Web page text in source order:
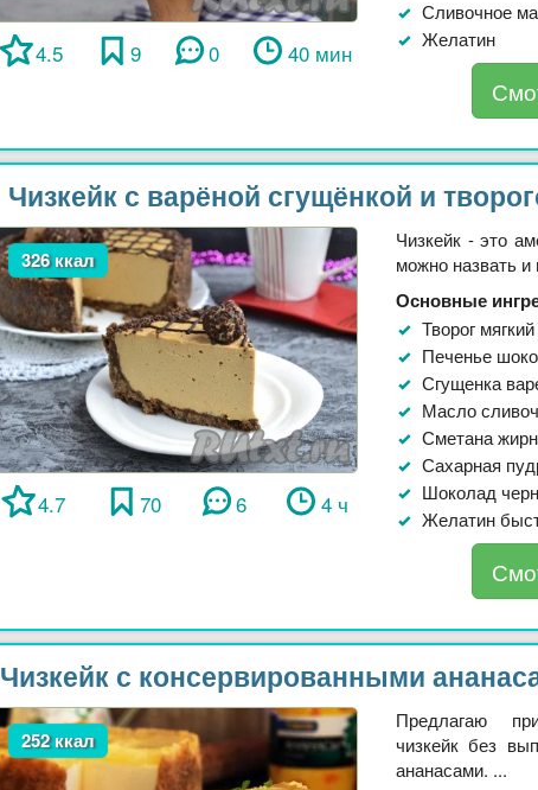
4.5 9 0 40 мин
Сливочное
Желатин
Чизкейк с варёной сгущёнкой и
326 ккал
4.7 70 6 4 ч
Чизкейк - это
можно назвать и
Основные
Творог
Печенье
Сгущенка
Масло
Сметана
Сахарная
Шоколад
Желатин
Чизкейк с консервированными
252 ккал
Предлагаю
чизкейк без
ананасами. ...